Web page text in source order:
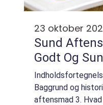
23 oktober
Sund
Godt Og
Baggrund og
aftensmad 3.